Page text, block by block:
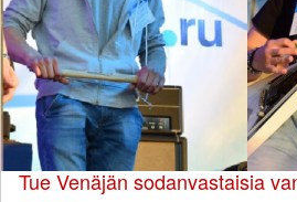
Tue Venäjän sodanvastaisia